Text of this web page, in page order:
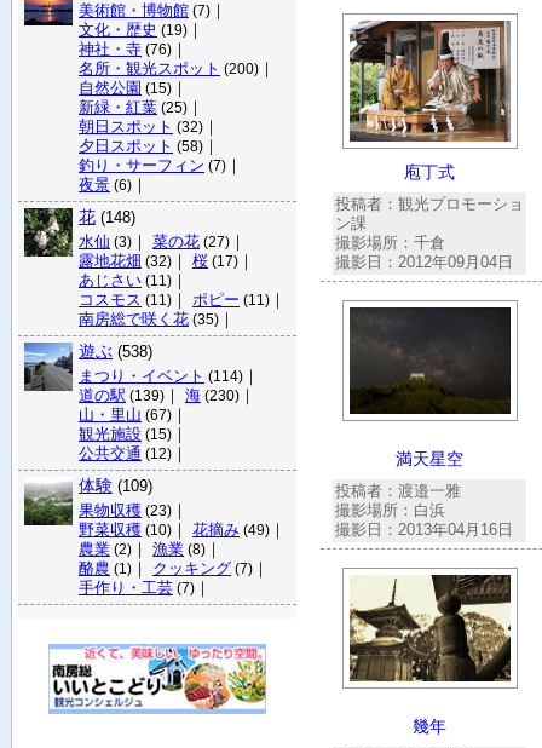
美術館・博物館 (7) ｜
文化・歴史 (19) ｜
神社・寺 (76) ｜
名所・観光スポット (200) ｜
自然公園 (15) ｜
新緑・紅葉 (25) ｜
朝日スポット (32) ｜
夕日スポット (58) ｜
釣り・サーフィン (7) ｜
夜景 (6) ｜
花 (148)
水仙 (3) ｜ 菜の花 (27) ｜
露地花畑 (32) ｜ 桜 (17) ｜
あじさい (11) ｜
コスモス (11) ｜ ポピー (11) ｜
南房総で咲く花 (35) ｜
遊ぶ (538)
まつり・イベント (114) ｜
道の駅 (139) ｜ 海 (230) ｜
山・里山 (67) ｜
観光施設 (15) ｜
公共交通 (12) ｜
体験 (109)
果物収穫 (23) ｜
野菜収穫 (10) ｜ 花摘み (49) ｜
農業 (2) ｜ 漁業 (8) ｜
酪農 (1) ｜ クッキング (7) ｜
手作り・工芸 (7) ｜
庖丁式
投稿者：観光プロモーショ
ン課
撮影場所：千倉
撮影日：2012年09月04日
満天星空
投稿者：渡邉一雅
撮影場所：白浜
撮影日：2013年04月16日
幾年